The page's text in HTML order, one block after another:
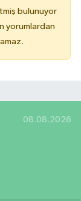
bulunuyor
yorumlardan
08.08.2026